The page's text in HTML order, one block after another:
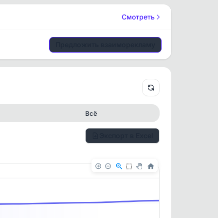
Смотреть
Всё